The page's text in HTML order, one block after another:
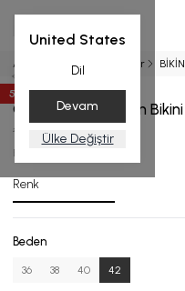
United States
Dil
Devam
Ülke Değiştir
Ana Sayfa Yeni Gelenler
50 %İndirim
Gold Detaylı Üçgen Bikini
₺ 7,999.00₺ 3,999.50
B.1719-24_R151_42
Renk
Beden
36 38 40 42